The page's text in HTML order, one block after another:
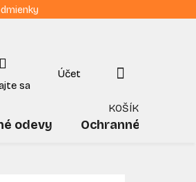
NÁKUPNÝ
KOŠÍK
odevy Ochranné